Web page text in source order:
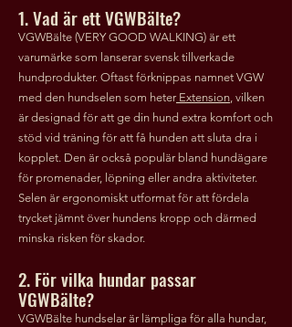
1. Vad är ett VGWBälte?
VGWBälte (VERY GOOD WALKING) är ett
varumärke som lanserar svensk tillverkade
hundprodukter. Oftast förknippas namnet VGW
med den hundselen som heter Extension, vilken
är designad för att ge din hund extra komfort och
stöd vid träning för att få hunden att sluta dra i
kopplet. Den är också populär bland hundägare
för promenader, löpning eller andra aktiviteter.
Selen är ergonomiskt utformat för att fördela
trycket jämnt över hundens kropp och därmed
minska risken för skador.
2. För vilka hundar passar
VGWBälte?
VGWBälte hundselar är lämpliga för alla hundar,